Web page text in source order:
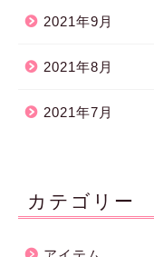
2021年9月
2021年8月
2021年7月
カテゴリー